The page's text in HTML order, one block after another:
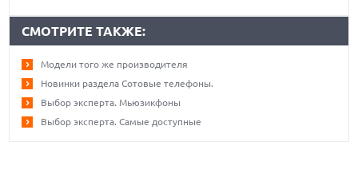
СМОТРИТЕ ТАКЖЕ:
Модели того же производителя
Новинки раздела Сотовые телефоны.
Выбор эксперта. Мьюзикфоны
Выбор эксперта. Самые доступные